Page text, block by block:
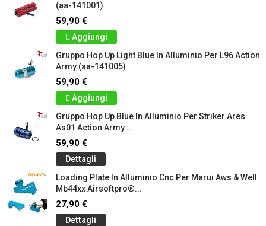
(aa-141001)
59,90 €
Aggiungi
Gruppo Hop Up Light Blue In Alluminio Per L96 Action
Army (aa-141005)
59,90 €
Aggiungi
Gruppo Hop Up Blue In Alluminio Per Striker Ares
As01 Action Army...
59,90 €
Dettagli
Loading Plate In Alluminio Cnc Per Marui Aws & Well
Mb44xx Airsoftpro®...
27,90 €
Dettagli